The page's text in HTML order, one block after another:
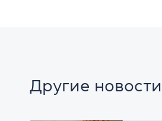
Другие новости